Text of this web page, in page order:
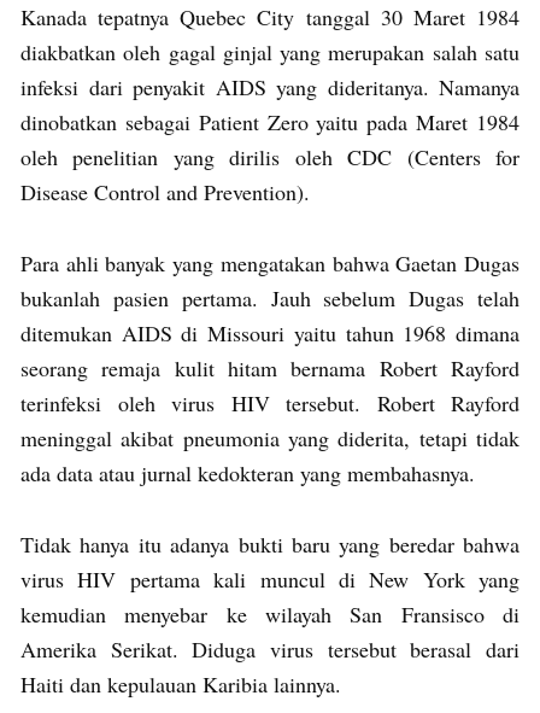
Kanada tepatnya Quebec City tanggal 30 Maret 1984
diakbatkan oleh gagal ginjal yang merupakan salah satu
infeksi dari penyakit AIDS yang dideritanya. Namanya
dinobatkan sebagai Patient Zero yaitu pada Maret 1984
oleh penelitian yang dirilis oleh CDC (Centers for
Disease Control and Prevention).
Para ahli banyak yang mengatakan bahwa Gaetan Dugas
bukanlah pasien pertama. Jauh sebelum Dugas telah
ditemukan AIDS di Missouri yaitu tahun 1968 dimana
seorang remaja kulit hitam bernama Robert Rayford
terinfeksi oleh virus HIV tersebut. Robert Rayford
meninggal akibat pneumonia yang diderita, tetapi tidak
ada data atau jurnal kedokteran yang membahasnya.
Tidak hanya itu adanya bukti baru yang beredar bahwa
virus HIV pertama kali muncul di New York yang
kemudian menyebar ke wilayah San Fransisco di
Amerika Serikat. Diduga virus tersebut berasal dari
Haiti dan kepulauan Karibia lainnya.